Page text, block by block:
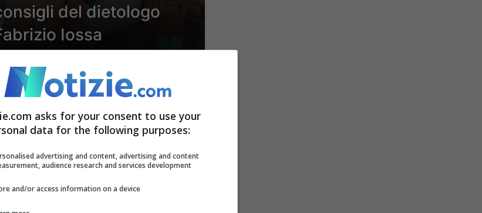
del dietologo
Iossa
2023 - 17:34
asks for your consent to use your
data for the following purposes:
advertising and content, advertising and content
audience research and services development
and/or access information on a device